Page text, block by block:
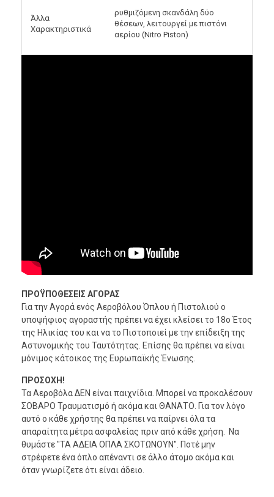
Άλλα
Χαρακτηριστικά
ρυθμιζόμενη σκανδάλη δύο
θέσεων, λειτουργεί με πιστόνι
αερίου (Nitro Piston)
ΠΡΟΫΠΟΘΕΣΕΙΣ ΑΓΟΡΑΣ
Για την Αγορά ενός Αεροβόλου Όπλου ή Πιστολιού ο
υποψήφιος αγοραστής πρέπει να έχει κλείσει το 18ο Έτος
της Ηλικίας του και να το Πιστοποιεί με την επίδειξη της
Αστυνομικής του Ταυτότητας. Επίσης θα πρέπει να είναι
μόνιμος κάτοικος της Ευρωπαϊκής Ένωσης.
ΠΡΟΣΟΧΗ!
Τα Αεροβόλα ΔΕΝ είναι παιχνίδια. Μπορεί να προκαλέσουν
ΣΟΒΑΡΟ Τραυματισμό ή ακόμα και ΘΑΝΑΤΟ. Για τον λόγο
αυτό ο κάθε χρήστης θα πρέπει να παίρνει όλα τα
απαραίτητα μέτρα ασφαλείας πριν από κάθε χρήση. Να
θυμάστε "ΤΑ ΑΔΕΙΑ ΟΠΛΑ ΣΚΟΤΩΝΟΥΝ". Ποτέ μην
στρέφετε ένα όπλο απέναντι σε άλλο άτομο ακόμα και
όταν γνωρίζετε ότι είναι άδειο.